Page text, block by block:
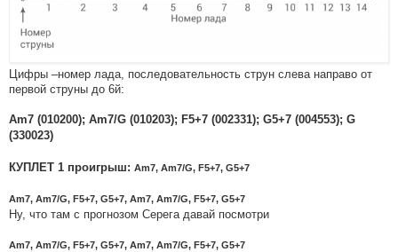
Цифры –номер лада, последовательность струн слева направо от
первой струны до 6й:
Am7 (010200); Am7/G (010203); F5+7 (002331); G5+7 (004553); G
(330023)
КУПЛЕТ 1 проигрыш: Am7, Am7/G, F5+7, G5+7
Am7, Am7/G, F5+7, G5+7, Am7, Am7/G, F5+7, G5+7
Ну, что там с прогнозом Серега давай посмотри
Am7, Am7/G, F5+7, G5+7, Am7, Am7/G, F5+7, G5+7